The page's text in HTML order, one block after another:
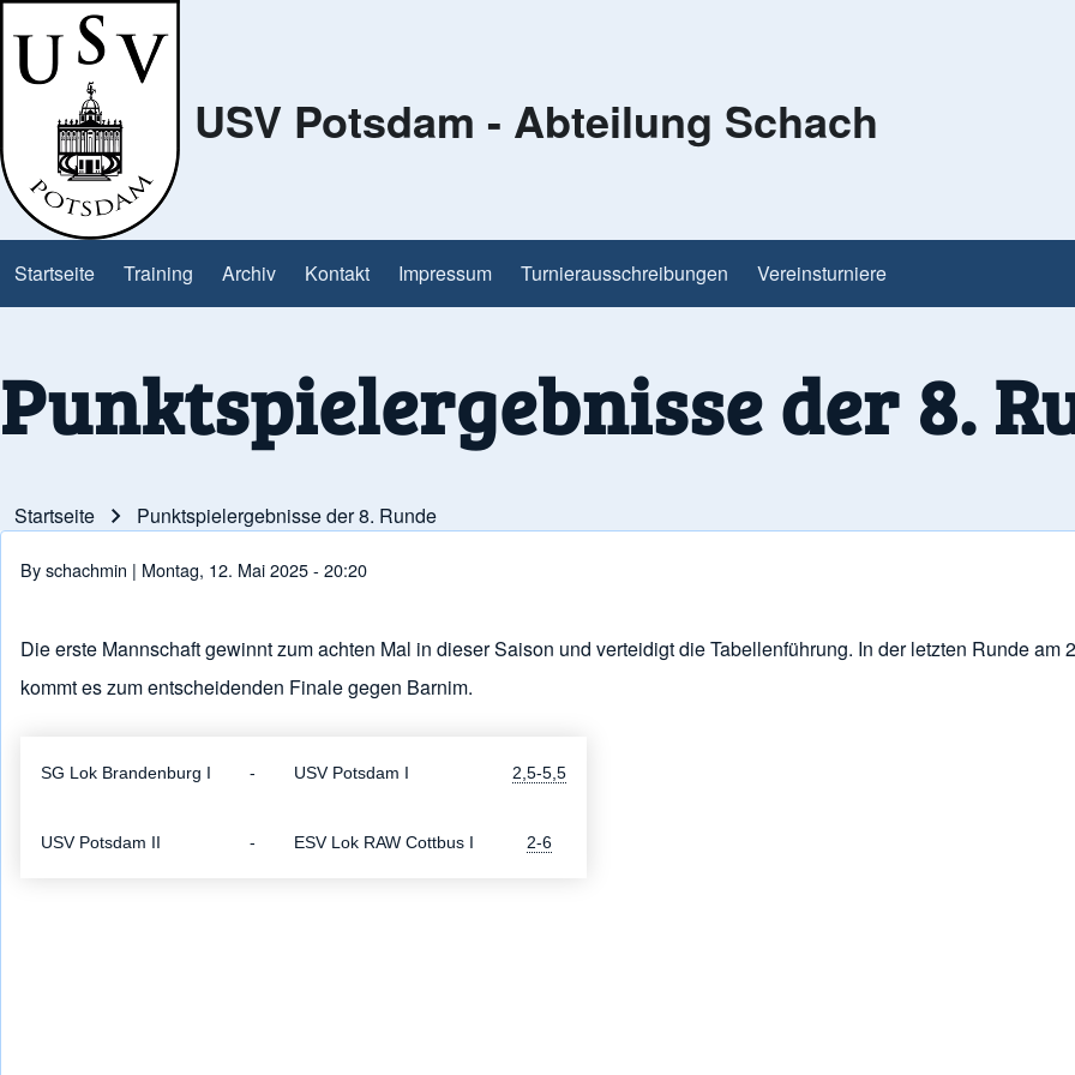
Close Search Block
Search
USV Potsdam - Abteilung Schach
Main navigation
Startseite Training Archiv Kontakt Impressum Turnierausschreibungen Vereinsturniere
Punktspielergebnisse der 8.
Pfadnavigation
Startseite Punktspielergebnisse der 8. Runde
Byschachmin | Montag, 12. Mai 2025 - 20:20
Die erste Mannschaft gewinnt zum achten Mal in dieser Saison und verteidigt die Tabellenführung. In der letzten Runde am
kommt es zum entscheidenden Finale gegen Barnim.
SG Lok Brandenburg I - USV Potsdam I 2,5-5,5
USV Potsdam II - ESV Lok RAW Cottbus I 2-6